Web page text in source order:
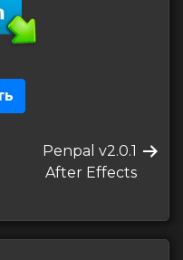
Следующая
запись
Penpal v2.0.1
After Effects